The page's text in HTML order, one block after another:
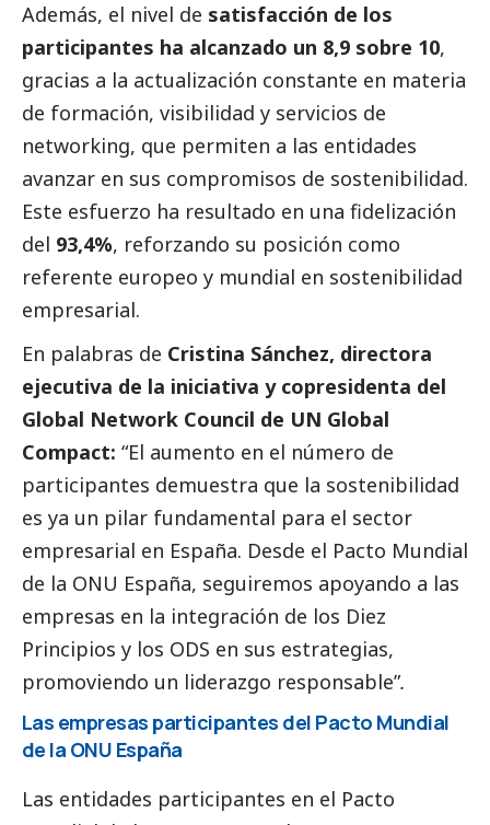
Además, el nivel de satisfacción de los
participantes ha alcanzado un 8,9 sobre 10,
gracias a la actualización constante en materia
de formación, visibilidad y servicios de
networking, que permiten a las entidades
avanzar en sus compromisos de sostenibilidad.
Este esfuerzo ha resultado en una fidelización
del 93,4%, reforzando su posición como
referente europeo y mundial en sostenibilidad
empresarial.
En palabras de Cristina Sánchez, directora
ejecutiva de la iniciativa y copresidenta del
Global Network Council de UN Global
Compact: “El aumento en el número de
participantes demuestra que la sostenibilidad
es ya un pilar fundamental para el sector
empresarial en España. Desde el Pacto Mundial
de la ONU España, seguiremos apoyando a las
empresas en la integración de los Diez
Principios y los ODS en sus estrategias,
promoviendo un liderazgo responsable”.
Las empresas participantes del Pacto Mundial
de la ONU España
Las entidades participantes en el Pacto